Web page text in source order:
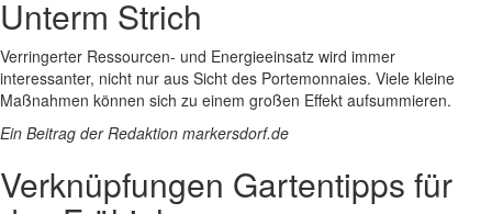
Unterm Strich
Verringerter Ressourcen- und Energieeinsatz wird immer
interessanter, nicht nur aus Sicht des Portemonnaies. Viele kleine
Maßnahmen können sich zu einem großen Effekt aufsummieren.
Ein Beitrag der Redaktion markersdorf.de
Verknüpfungen Gartentipps für